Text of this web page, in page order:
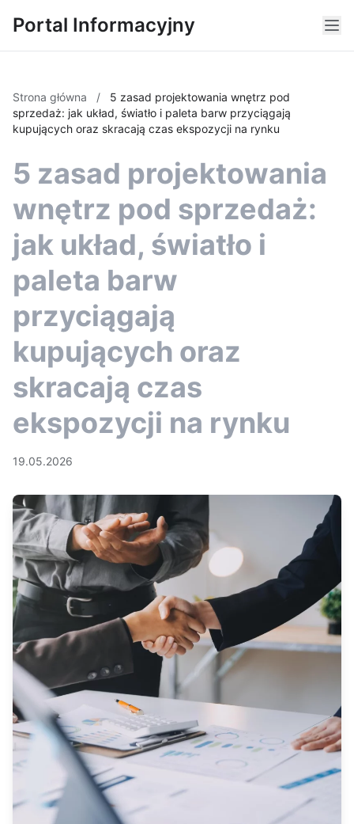
Portal Informacyjny
Strona główna /
5 zasad projektowania wnętrz pod
sprzedaż: jak układ, światło i paleta barw przyciągają
kupujących oraz skracają czas ekspozycji na rynku
5 zasad projektowania
wnętrz pod sprzedaż:
jak układ, światło i
paleta barw
przyciągają
kupujących oraz
skracają czas
ekspozycji na rynku
19.05.2026